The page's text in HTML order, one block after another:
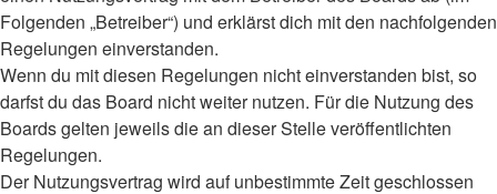
Folgenden „Betreiber“) und erklärst dich mit den nachfolgenden
Regelungen einverstanden.
Wenn du mit diesen Regelungen nicht einverstanden bist, so
darfst du das Board nicht weiter nutzen. Für die Nutzung des
Boards gelten jeweils die an dieser Stelle veröffentlichten
Regelungen.
Der Nutzungsvertrag wird auf unbestimmte Zeit geschlossen